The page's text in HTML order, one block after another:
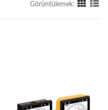
Görüntülemek: